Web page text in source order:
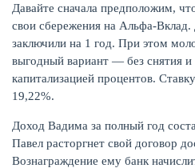
Давайте сначала предположим,
свои сбережения на Альфа-
заключили на 1 год. При этом
выгодный вариант — без снятия и
капитализацией процентов.
19,22%.
Доход Вадима за полный год
Павел расторгнет свой договор
Вознаграждение ему банк